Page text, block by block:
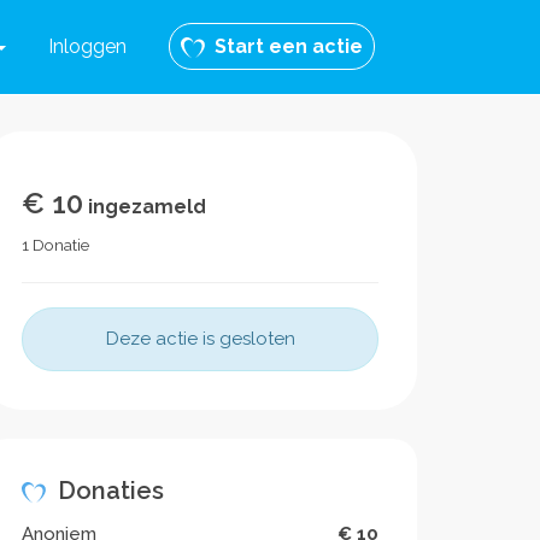
Inloggen Start een actie
€ 10 ingezameld
1 Donatie
Deze actie is gesloten
Donaties
Anoniem € 10